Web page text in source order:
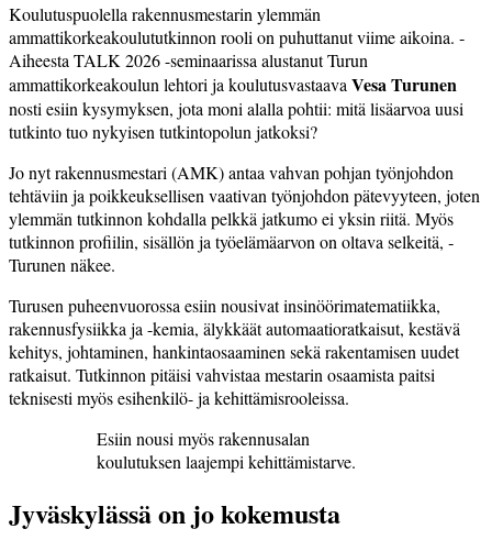
Koulutuspuolella rakennusmestarin ylemmän
ammattikorkeakoulututkinnon rooli on puhuttanut viime ­aikoina. ­
Aiheesta TALK 2026 -seminaarissa alustanut Turun
ammattikorkeakoulun lehtori ja koulutusvastaava Vesa Turunen
nosti esiin kysymyksen, jota moni alalla pohtii: mitä lisäarvoa uusi
tutkinto tuo nykyisen tutkintopolun jatkoksi?
Jo nyt rakennusmestari (AMK) antaa vahvan pohjan työnjohdon
tehtäviin ja poikkeuksellisen vaativan työnjohdon pätevyyteen, joten
ylemmän tutkinnon kohdalla pelkkä jatkumo ei yksin riitä. Myös
tutkinnon profiilin, sisällön ja työ­elämäarvon on oltava selkeitä, ­
Turunen näkee.
Turusen puheenvuorossa esiin nousivat insinöörimatematiikka,
rakennusfysiikka ja -kemia, älykkäät automaatioratkaisut, kestävä
kehitys, johtaminen, hankintaosaaminen sekä rakentamisen uudet
ratkaisut. Tutkinnon pitäisi vahvistaa mestarin osaamista paitsi
teknisesti myös esihenkilö- ja kehittämisrooleissa.
Esiin nousi myös rakennus­­alan
koulutuksen laajempi kehittämistarve.
Jyväskylässä on jo kokemusta